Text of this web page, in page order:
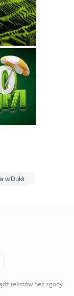
w Dukli
tekstów bez zgody